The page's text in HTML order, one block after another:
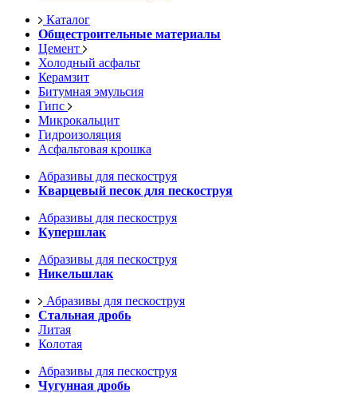
Каталог
Общестроительные материалы
Цемент
Холодный асфальт
Керамзит
Битумная эмульсия
Гипс
Микрокальцит
Гидроизоляция
Асфальтовая крошка
Абразивы для пескоструя
Кварцевый песок для пескоструя
Абразивы для пескоструя
Купершлак
Абразивы для пескоструя
Никельшлак
Абразивы для пескоструя
Стальная дробь
Литая
Колотая
Абразивы для пескоструя
Чугунная дробь